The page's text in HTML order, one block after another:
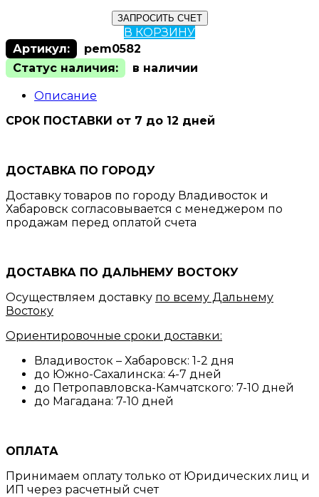
ЗАПРОСИТЬ СЧЕТ
В КОРЗИНУ
Артикул:
pem0582
Статус наличия:
в наличии
Описание
СРОК ПОСТАВКИ от 7 до 12 дней
ДОСТАВКА ПО ГОРОДУ
Доставку товаров по городу Владивосток и
Хабаровск согласовывается с менеджером по
продажам перед оплатой счета
ДОСТАВКА ПО ДАЛЬНЕМУ ВОСТОКУ
Осуществляем доставку по всему Дальнему
Востоку
Ориентировочные сроки доставки:
Владивосток – Хабаровск: 1-2 дня
до Южно-Сахалинска: 4-7 дней
до Петропавловска-Камчатского: 7-10 дней
до Магадана: 7-10 дней
ОПЛАТА
Принимаем оплату только от Юридических лиц и
ИП через расчетный счет